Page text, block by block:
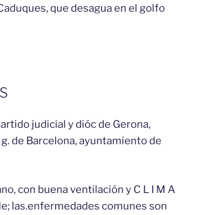
que desagua en el golfo
judicial y dióc de Gerona,
de Barcelona, ayuntamiento de
con buena ventilación y C L I M A
las.enfermedades comunes son